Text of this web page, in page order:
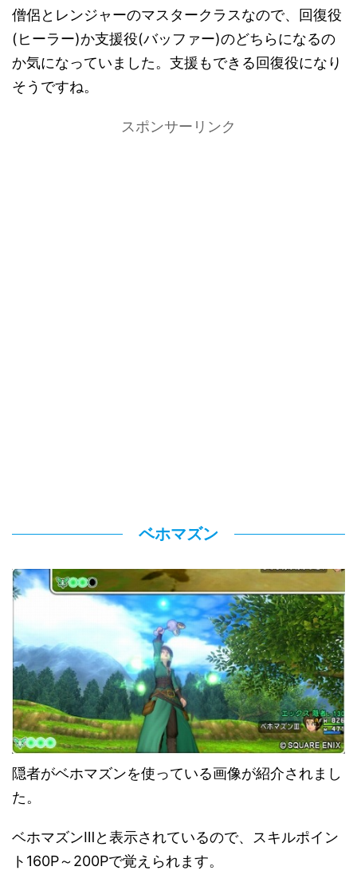
僧侶とレンジャーのマスタークラスなので、回復役
(ヒーラー)か支援役(バッファー)のどちらになるの
か気になっていました。支援もできる回復役になり
そうですね。
スポンサーリンク
ベホマズン
隠者がベホマズンを使っている画像が紹介されまし
た。
ベホマズンⅢと表示されているので、スキルポイン
ト160P～200Pで覚えられます。